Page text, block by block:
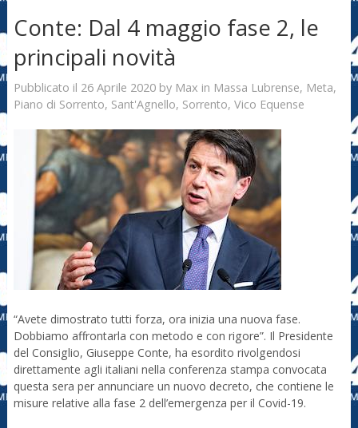
Conte: Dal 4 maggio fase 2, le
principali novità
Pubblicato il 26 Aprile 2020by Max in Massa Lubrense, Meta,
Piano di Sorrento, Sant'Agnello, Sorrento, Vico Equense
“Avete dimostrato tutti forza, ora inizia una nuova fase.
Dobbiamo affrontarla con metodo e con rigore”. Il Presidente
del Consiglio, Giuseppe Conte, ha esordito rivolgendosi
direttamente agli italiani nella conferenza stampa convocata
questa sera per annunciare un nuovo decreto, che contiene le
misure relative alla fase 2 dell’emergenza per il Covid-19.